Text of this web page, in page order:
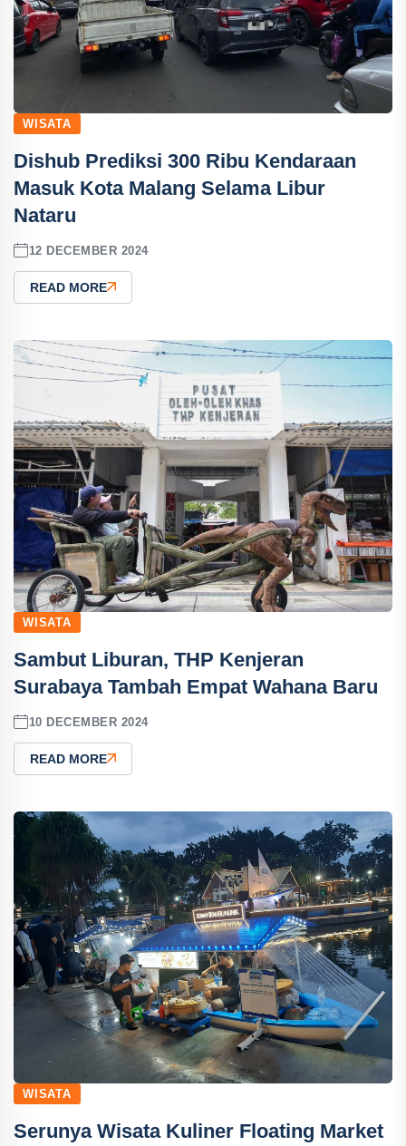
WISATA
Dishub Prediksi 300 Ribu Kendaraan
Masuk Kota Malang Selama Libur
Nataru
12 DECEMBER 2024
READ MORE
WISATA
Sambut Liburan, THP Kenjeran
Surabaya Tambah Empat Wahana Baru
10 DECEMBER 2024
READ MORE
WISATA
Serunya Wisata Kuliner Floating Market